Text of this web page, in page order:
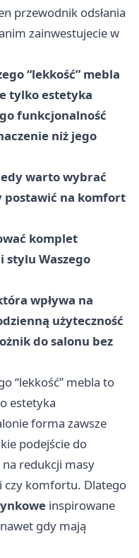
przewodnik odsłania
zainwestujecie w
“lekkość” mebla
tylko estetyka
funkcjonalność
niż jego
warto wybrać
postawić na komfort
komplet
stylu Waszego
wpływa na
użyteczność
do salonu bez
“lekkość” mebla to
estetyka
forma zawsze
podejście do
redukcji masy
czy komfortu. Dlatego
inspirowane
gdy mają